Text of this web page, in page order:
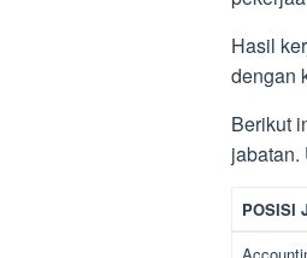
Hasil
dengan
Berikut
jabatan.
POSISI